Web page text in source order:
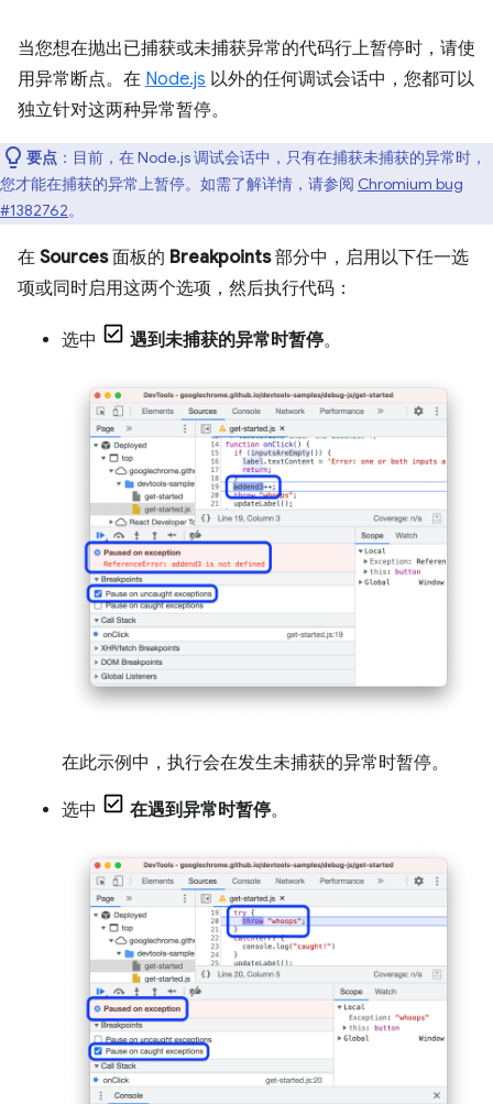
当您想在抛出已捕获或未捕获异常的代码行上暂停时，请使
用异常断点。在 Node.js 以外的任何调试会话中，您都可以
独立针对这两种异常暂停。
要点 ：目前，在 Node.js 调试会话中，只有在捕获未捕获的异常时，
您才能在捕获的异常上暂停。如需了解详情，请参阅 Chromium bug
#1382762。
在 Sources面板的 Breakpoints部分中，启用以下任一选
项或同时启用这两个选项，然后执行代码：
选中 遇到未捕获的异常时暂停。
在此示例中，执行会在发生未捕获的异常时暂停。
选中 在遇到异常时暂停。